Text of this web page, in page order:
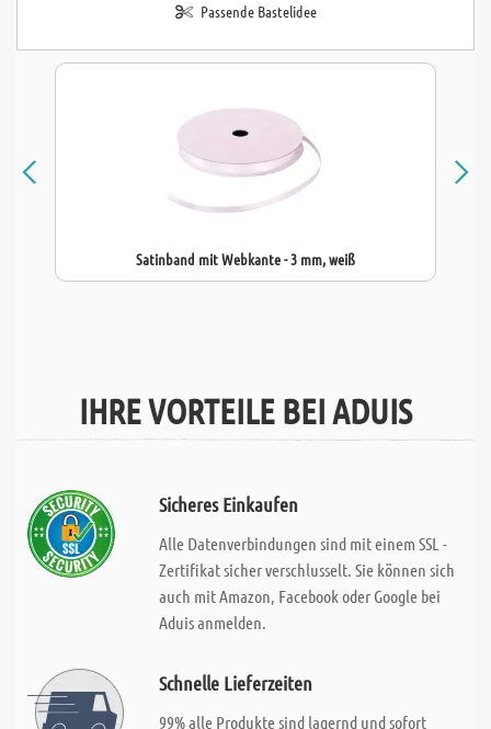
Passende Bastelidee
Satinband mit Webkante - 3 mm, weiß
IHRE VORTEILE BEI ADUIS
Sicheres Einkaufen
Alle Datenverbindungen sind mit einem SSL -
Zertifikat sicher verschlusselt. Sie können sich
auch mit Amazon, Facebook oder Google bei
Aduis anmelden.
Schnelle Lieferzeiten
99% alle Produkte sind lagernd und sofort